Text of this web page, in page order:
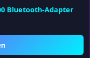
Bluetooth-Adapter